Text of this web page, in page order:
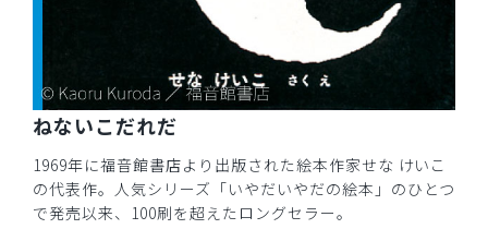
ねないこだれだ
1969年に福音館書店より出版された絵本作家せな けいこ
の代表作。人気シリーズ「いやだいやだの絵本」のひとつ
で発売以来、100刷を超えたロングセラー。